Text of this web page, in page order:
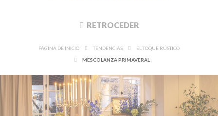
RETROCEDER
PÁGINA DE INICIO TENDENCIAS
EL TOQUE RÚSTICO
MESCOLANZA PRIMAVERAL